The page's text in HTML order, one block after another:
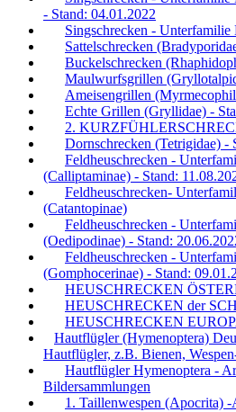
- Stand: 04.01.2022
Singschrecken -
Sattelschrecken
Buckelschrecken
Maulwurfsgrillen
Ameisengrillen
Echte Grillen (Gryllidae) -
2.
Dornschrecken (Tetrigidae) -
Feldheuschrecken -
(Calliptaminae) - Stand:
Feldheuschrecken-
(Catantopinae)
Feldheuschrecken -
(Oedipodinae) - Stand:
Feldheuschrecken -
(Gomphocerinae) - Stand:
HEUSCHRECKEN
HEUSCHRECKEN der
HEUSCHRECKEN
Hautflügler (Hymenoptera)
Hautflügler, z.B. Bienen,
Hautflügler Hymenoptera -
Bildersammlungen
1. Taillenwespen (Apocrita) -